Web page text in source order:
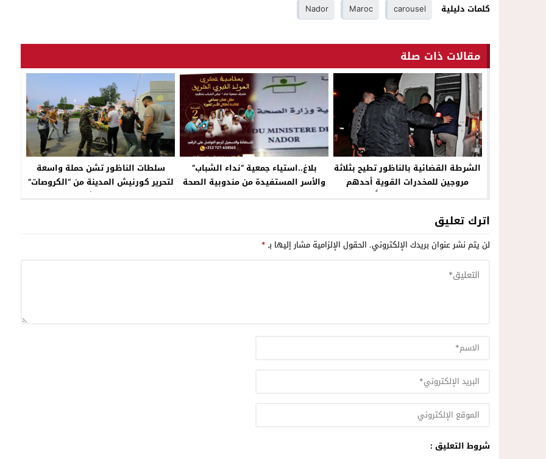
كلمات دليلية
carousel
Maroc
Nador
مقالات ذات صلة
الشرطة القضائية بالناظور تطيح بثلاثة
مروجين للمخدرات القوية أحدهم
مبحوث عنه وطنياً
بلاغ..استياء جمعية “نداء الشباب”
والأسر المستفيدة من مندوبية الصحة
سلطات الناظور تشن حملة واسعة
لتحرير كورنيش المدينة من “الكروصات”
و”الفراشة
اترك تعليق
لن يتم نشر عنوان بريدك الإلكتروني. الحقول الإلزامية مشار إليها بـ*
شروط التعليق :